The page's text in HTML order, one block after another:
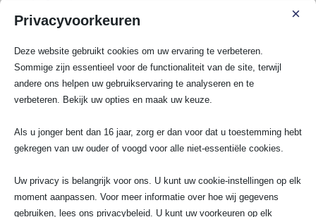
Laat elektrotechniek in Bantega aan vakmensen over.
app of mail ons gerust. SA Elektro Experts is jouw
betrouwbare elektricien voor zekerheid, innovatie en
écht vakwerk in de regio Bantega!
3 Fasen aansluiting
Groepenkast
Privacyvoorkeuren ×
Deze website gebruikt cookies om uw ervaring te verbeteren.
Sommige zijn essentieel voor de functionaliteit van de site, terwijl
andere ons helpen uw gebruikservaring te analyseren en te
verbeteren. Bekijk uw opties en maak uw keuze.
Als u jonger bent dan 16 jaar, zorg er dan voor dat u toestemming hebt
gekregen van uw ouder of voogd voor alle niet-essentiële cookies.
Uw privacy is belangrijk voor ons. U kunt uw cookie-instellingen op elk
moment aanpassen. Voor meer informatie over hoe wij gegevens
gebruiken, lees ons privacybeleid. U kunt uw voorkeuren op elk